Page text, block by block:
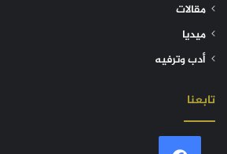
مقالات
ميديا
أدب وترفيه
تابعنا